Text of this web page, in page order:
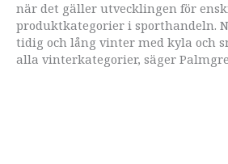
när det gäller utvecklingen för
produktkategorier i sporthandeln.
tidig och lång vinter med kyla och
alla vinterkategorier, säger